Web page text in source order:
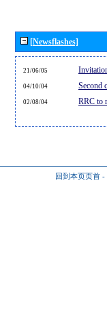
[Newsflashes]
21/06/05
04/10/04 Second
02/08/04 RRC to
回到本页页首 -